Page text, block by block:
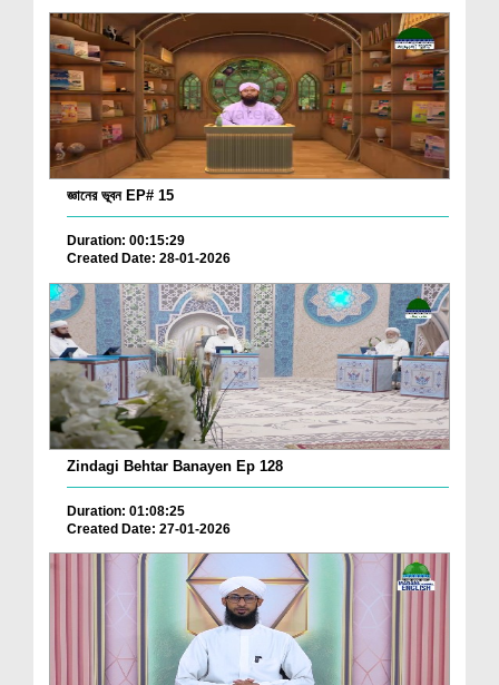
জ্ঞানের ভূবন EP# 15
Duration: 00:15:29
Created Date: 28-01-2026
Zindagi Behtar Banayen Ep 128
Duration: 01:08:25
Created Date: 27-01-2026